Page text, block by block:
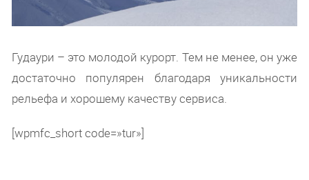
Гудаури – это молодой курорт. Тем не менее, он уже
достаточно популярен благодаря уникальности
рельефа и хорошему качеству сервиса.
[wpmfc_short code=»tur»]